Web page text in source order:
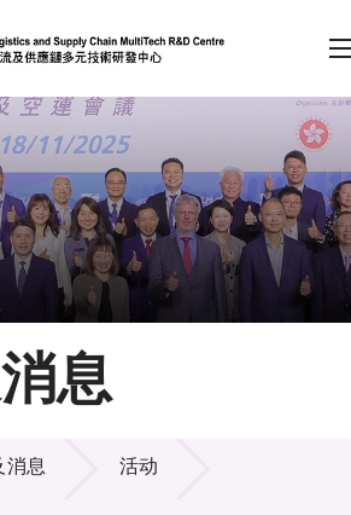
（按回车键）
会员登录
A A EN 繁 简
息
消息 活动